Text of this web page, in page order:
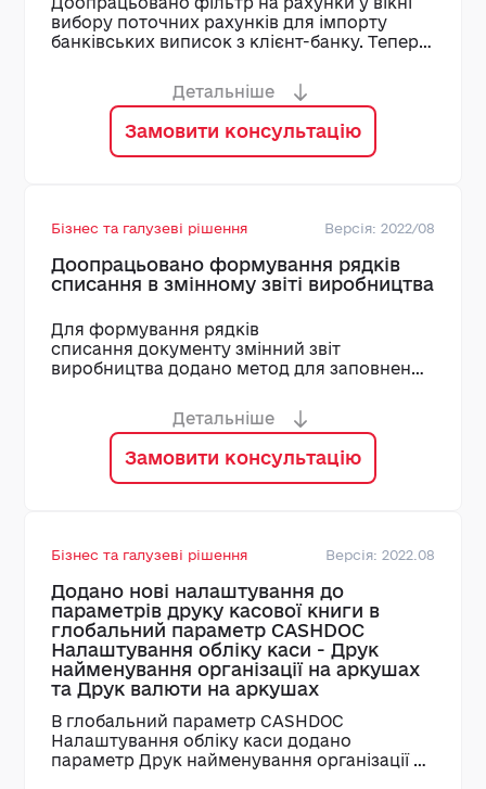
вибору поточних рахунків для імпорту
банківських виписок з клієнт-банку. Тепер
рахунки, які вказані для об’єкту обліку у
якому в даний момент працює користувач
Замовити консультацію
Детальніше
Бізнес та галузеві рішення Версія: 2022/08
Доопрацьовано формування рядків
списання в змінному звіті виробництва
Для формування рядків
списання документу змінний звіт
виробництва додано метод для заповнення
Замовити консультацію
Детальніше
Бізнес та галузеві рішення Версія: 2022.08
Додано нові налаштування до
параметрів друку касової книги в
глобальний параметр CASHDOC
Налаштування обліку каси - Друк
найменування організації на аркушах
та Друк валюти на аркушах
В глобальний параметр CASHDOC
Налаштування обліку каси додано
параметр Друк найменування організації на